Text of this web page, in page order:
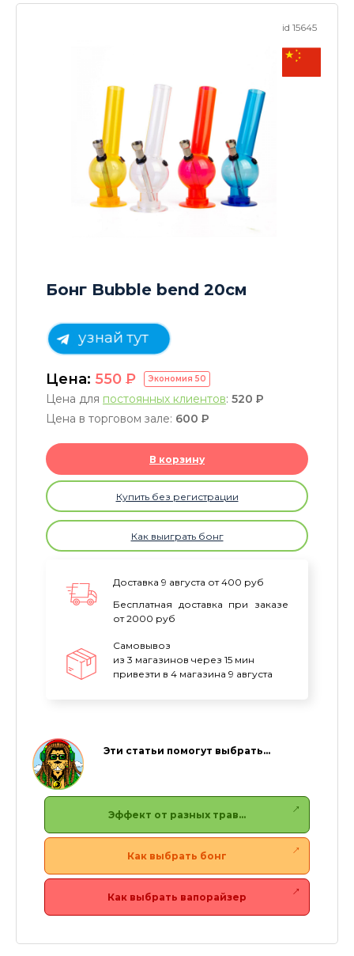
id 15645
Бонг Bubble bend 20см
узнай тут
Цена: 550 P Экономия 50
Цена для постоянных клиентов: 520 P
Цена в торговом зале: 600 P
В корзину
Купить без регистрации
Как выиграть бонг
Доставка 9 августа от 400 руб
Бесплатная доставка при заказе
от 2000 руб
Самовывоз
из 3 магазинов через 15 мин
привезти в 4 магазина 9 августа
Эти статьи помогут выбрать…
Эффект от разных трав…
Как выбрать бонг
Как выбрать вапорайзер